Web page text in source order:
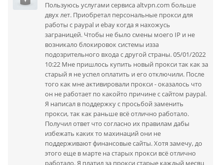
Пользуюсь услугами сервиса altvpn.com больше
двух лет. Приобретал персональные прокси для
работы с paypal и ebay когда я нахожусь
заграницей. Чтобы не было смены моего IP и не
возникало блокировок системы изза
подозрительного входа с другой страны. 05/01/2022
10:22 Мне пришлось купить новый прокси так как за
старый я не успел оплатить и его отключили. После
того как мне активировали прокси - оказалось что
он не работает по какойто причине с сайтом paypal.
Я написал в поддержку с проcьбой заменить
прокси, так как раньше всё отлично работало.
Получил ответ что согласно их правилам дабы
избежать каких то махинаций они не
поддерживают финансовые сайты. Хотя замечу, до
этого еще в марте на старых прокси всё отлично